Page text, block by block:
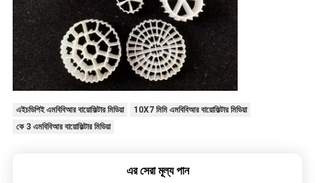
এইচডিপিই এমবিবিআর বায়োফিল্টার মিডিয়া
10X7 মিমি এমবিবিআর বায়োফিল্টার মিডিয়া
কে 3 এমবিবিআর বায়োফিল্টার মিডিয়া
এর সেরা মূল্য পান